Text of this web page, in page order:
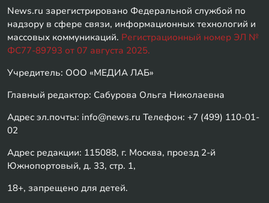
News.ru зарегистрировано Федеральной службой по
надзору в сфере связи, информационных технологий и
массовых коммуникаций. Регистрационный номер ЭЛ №
ФС77-89793 от 07 августа 2025.
Учредитель: ООО «МЕДИА ЛАБ»
Главный редактор: Сабурова Ольга Николаевна
Адрес эл.почты: info@news.ru Телефон: +7 (499) 110-01-
02
Адрес редакции: 115088, г. Москва, проезд 2-й
Южнопортовый, д. 33, стр. 1,
18+, запрещено для детей.